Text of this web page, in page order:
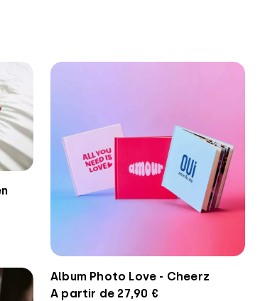
Album Photo Love - Cheerz
A partir de 27,90 €